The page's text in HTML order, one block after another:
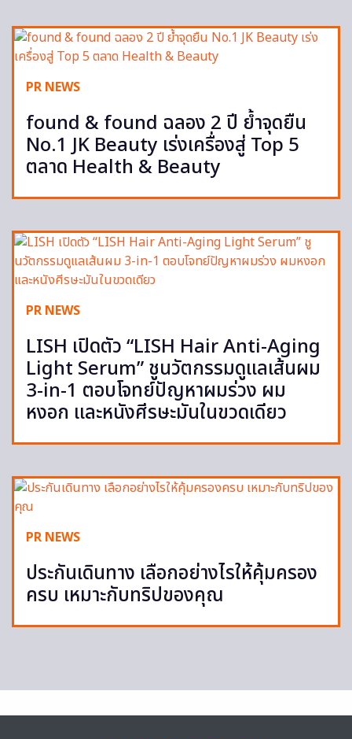
PR NEWS
found & found ฉลอง 2 ปี ย้ำจุดยืน
No.1 JK Beauty เร่งเครื่องสู่ Top 5
ตลาด Health & Beauty
PR NEWS
LISH เปิดตัว “LISH Hair Anti-Aging
Light Serum” ชูนวัตกรรมดูแลเส้นผม
3-in-1 ตอบโจทย์ปัญหาผมร่วง ผม
หงอก และหนังศีรษะมันในขวดเดียว
PR NEWS
ประกันเดินทาง เลือกอย่างไรให้คุ้มครอง
ครบ เหมาะกับทริปของคุณ